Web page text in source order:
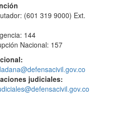
(601 319 9000) Ext.
144
Nacional: 157
judiciales: